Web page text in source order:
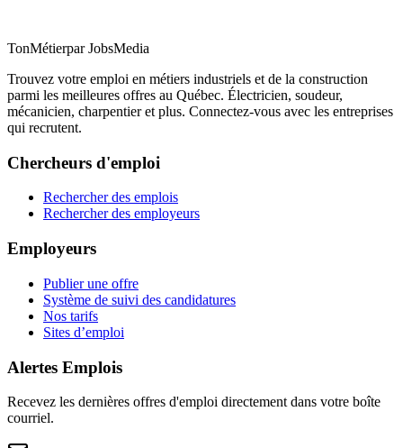
TonMétierpar JobsMedia
Trouvez votre emploi en métiers industriels et de la construction
parmi les meilleures offres au Québec. Électricien, soudeur,
mécanicien, charpentier et plus. Connectez-vous avec les entreprises
qui recrutent.
Chercheurs d'emploi
Rechercher des emplois
Rechercher des employeurs
Employeurs
Publier une offre
Système de suivi des candidatures
Nos tarifs
Sites d’emploi
Alertes Emplois
Recevez les dernières offres d'emploi directement dans votre boîte
courriel.